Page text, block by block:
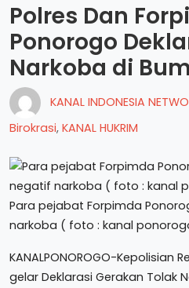
Polres Dan
Ponorogo
Narkoba di
KANAL INDONESIA
Birokrasi, KANAL HUKRIM
Para pejabat Forpimda
narkoba ( foto : kanal
KANALPONOROGO-Kepolisian
gelar Deklarasi Gerakan Tolak